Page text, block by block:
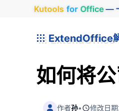
Kutools for Office—
ExtendOffice
如何将
作者孙• 修改日期